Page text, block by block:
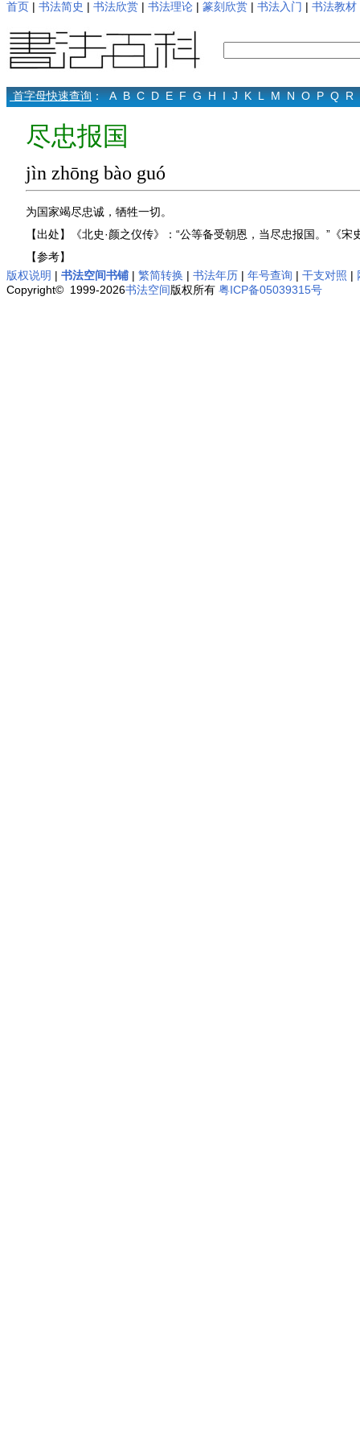
首页 | 书法简史 | 书法欣赏 | 书法理论 | 篆刻欣赏 | 书法入门 | 书法教材
首字母快速查询： A B C D E F G H I J K L M N O P Q R
尽忠报国
jìn zhōng bào guó
为国家竭尽忠诚，牺牲一切。
【出处】《北史·颜之仪传》：“公等备受朝恩，当尽忠报国。”《
【参考】
版权说明 | 书法空间书铺 | 繁简转换 | 书法年历 | 年号查询 | 干支对照 |
Copyright© 1999-2026书法空间版权所有 粤ICP备05039315号